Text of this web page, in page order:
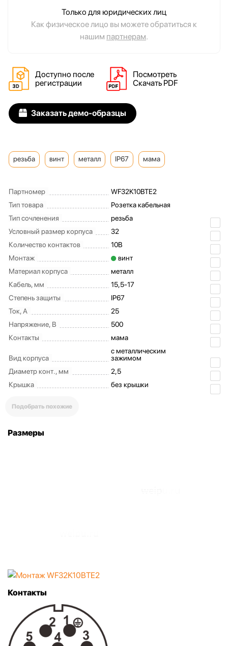
Только для юридических лиц
Как физическое лицо вы можете обратиться к
нашим партнерам.
Доступно после
регистрации
Посмотреть
Скачать PDF
Заказать демо-образцы
резьба винт металл IP67 мама
Партномер
WF32K10BTE2
Тип товара
Розетка кабельная
Тип сочленения
резьба
Условный размер корпуса
32
Количество контактов
10B
Монтаж
винт
Материал корпуса
металл
Кабель, мм
15,5-17
Степень защиты
IP67
Ток, А
25
Напряжение, В
500
Контакты
мама
Вид корпуса
с металлическим
зажимом
Диаметр конт., мм
2,5
Крышка
без крышки
Подобрать похожие
Размеры
Контакты